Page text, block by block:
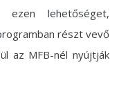
lehetőséget,
részt vevő
az MFB-nél nyújtják